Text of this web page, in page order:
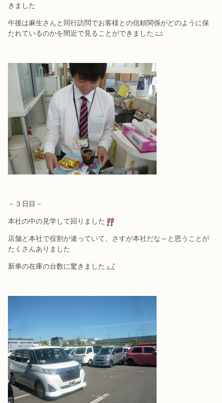
きました
午後は麻生さんと同行訪問でお客様との信頼関係がどのように保
たれているのかを間近で見ることができました
－３日目－
本社の中の見学して回りました
店舗と本社で役割が違っていて、さすが本社だな～と思うことが
たくさんありました
新車の在庫の台数に驚きました